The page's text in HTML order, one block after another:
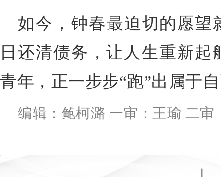
如今， 钟春最迫切的愿望
日还清债务 ，让人生重新
青年，正一步步“跑”出属于
编辑：鲍柯潞 一审：王瑜 二审